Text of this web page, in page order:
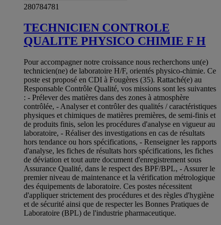
280784781
TECHNICIEN CONTROLE
QUALITE PHYSICO CHIMIE F H
Pour accompagner notre croissance nous recherchons un(e)
technicien(ne) de laboratoire H/F, orientés physico-chimie. Ce
poste est proposé en CDI à Fougères (35). Rattaché(e) au
Responsable Contrôle Qualité, vos missions sont les suivantes
: - Prélever des matières dans des zones à atmosphère
contrôlée, - Analyser et contrôler des qualités / caractéristiques
physiques et chimiques de matières premières, de semi-finis et
de produits finis, selon les procédures d'analyse en vigueur au
laboratoire, - Réaliser des investigations en cas de résultats
hors tendance ou hors spécifications, - Renseigner les rapports
d'analyse, les fiches de résultats hors spécifications, les fiches
de déviation et tout autre document d'enregistrement sous
Assurance Qualité, dans le respect des BPF/BPL, - Assurer le
premier niveau de maintenance et la vérification métrologique
des équipements de laboratoire. Ces postes nécessitent
d'appliquer strictement des procédures et des règles d'hygiène
et de sécurité ainsi que de respecter les Bonnes Pratiques de
Laboratoire (BPL) de l'industrie pharmaceutique.